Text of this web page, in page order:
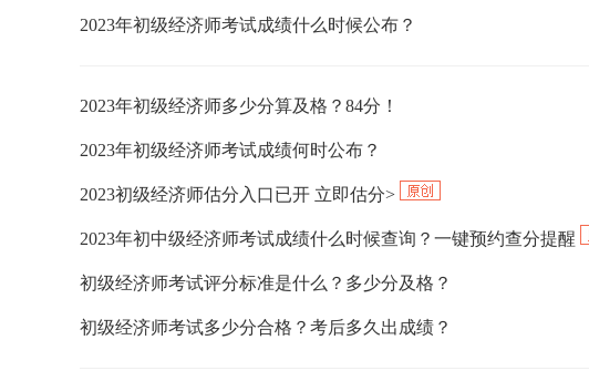
2023年初级经济师考试成绩什么时候公布？
2023年初级经济师多少分算及格？84分！
2023年初级经济师考试成绩何时公布？
2023初级经济师估分入口已开 立即估分>
2023年初中级经济师考试成绩什么时候查询？一键预约查分提醒
初级经济师考试评分标准是什么？多少分及格？
初级经济师考试多少分合格？考后多久出成绩？